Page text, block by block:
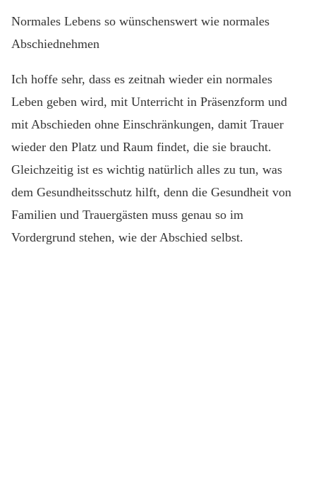
Normales Lebens so wünschenswert wie normales
Abschiednehmen
Ich hoffe sehr, dass es zeitnah wieder ein normales
Leben geben wird, mit Unterricht in Präsenzform und
mit Abschieden ohne Einschränkungen, damit Trauer
wieder den Platz und Raum findet, die sie braucht.
Gleichzeitig ist es wichtig natürlich alles zu tun, was
dem Gesundheitsschutz hilft, denn die Gesundheit von
Familien und Trauergästen muss genau so im
Vordergrund stehen, wie der Abschied selbst.